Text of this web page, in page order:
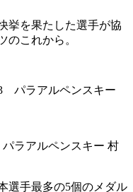
挙を果たした選手が協
のこれから。
ラアルペンスキー 村
選手最多の5個のメダル